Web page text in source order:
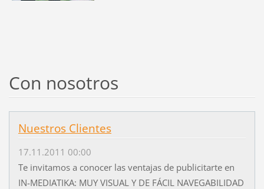
Con nosotros
Nuestros Clientes
17.11.2011 00:00
Te invitamos a conocer las ventajas de publicitarte en
IN-MEDIATIKA: MUY VISUAL Y DE FÁCIL NAVEGABILIDAD